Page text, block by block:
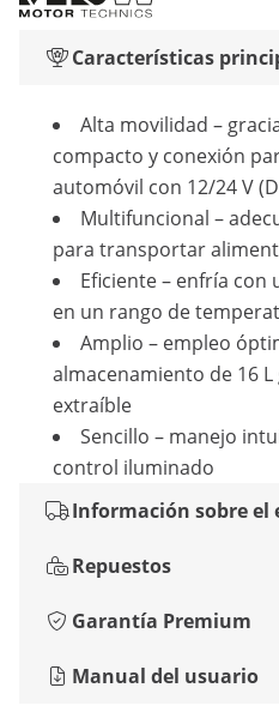
Características
Alta movilidad –
compacto y conexión
automóvil con 12/24 V
Multifuncional –
para transportar
Eficiente – enfría con
en un rango de
Amplio – empleo
almacenamiento de 16
extraíble
Sencillo – manejo
control iluminado
Información sobre el
Repuestos
Garantía Premium
Manual del usuario